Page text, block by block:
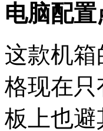
电脑配置
这款机
格现在只
板上也避